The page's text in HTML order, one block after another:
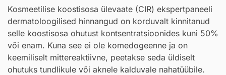
Kosmeetilise koostisosa ülevaate (CIR) ekspertpaneeli
dermatoloogilised hinnangud on korduvalt kinnitanud
selle koostisosa ohutust kontsentratsioonides kuni 50%
või enam. Kuna see ei ole komedogeenne ja on
keemiliselt mittereaktiivne, peetakse seda üldiselt
ohutuks tundlikule või aknele kalduvale nahatüübile.